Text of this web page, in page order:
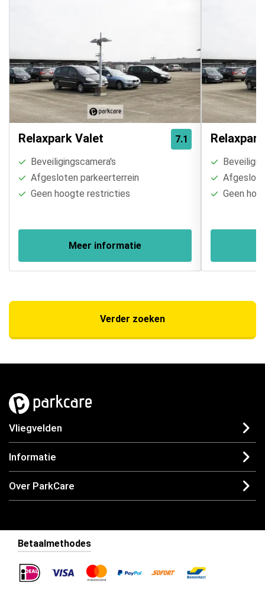
7.1
Relaxpark Valet
Beveiligingscamera's
Afgesloten parkeerterrein
Geen hoogte restricties
Meer informatie
Geen
Verder zoeken
Vliegvelden
Informatie
Over ParkCare
Betaalmethodes